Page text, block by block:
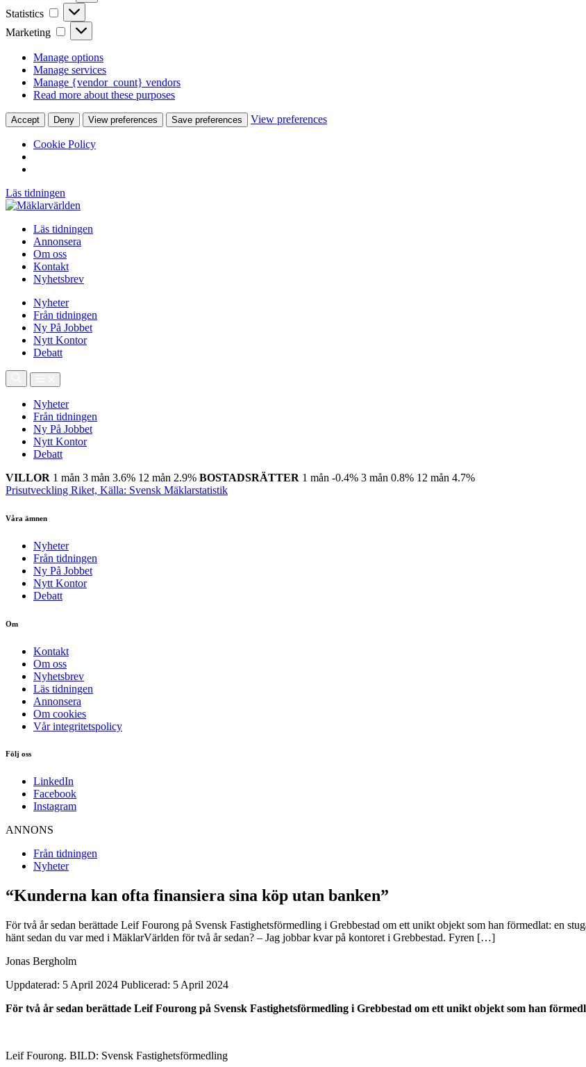
Statistics Statistics
Marketing Marketing
Manage options
Manage services
Manage {vendor_count} vendors
Read more about these purposes
Accept Deny View preferences Save preferences View preferences
Cookie Policy
Läs tidningen
Läs tidningen
Annonsera
Om oss
Kontakt
Nyhetsbrev
Nyheter
Från tidningen
Ny På Jobbet
Nytt Kontor
Debatt
Nyheter
Från tidningen
Ny På Jobbet
Nytt Kontor
Debatt
VILLOR 1 mån 3 mån 3.6% 12 mån 2.9% BOSTADSRÄTTER 1 mån -0.4% 3 mån 0.8% 12 mån 4.7%
Prisutveckling Riket, Källa: Svensk Mäklarstatistik
Våra ämnen
Nyheter
Från tidningen
Ny På Jobbet
Nytt Kontor
Debatt
Om
Kontakt
Om oss
Nyhetsbrev
Läs tidningen
Annonsera
Om cookies
Vår integritetspolicy
Följ oss
LinkedIn
Facebook
Instagram
ANNONS
Från tidningen
Nyheter
“Kunderna kan ofta finansiera sina köp utan banken”
För två år sedan berättade Leif Fourong på Svensk Fastighetsförmedling i Grebbestad om ett unikt objekt som han förmedlat: en
hänt sedan du var med i MäklarVärlden för två år sedan? – Jag jobbar kvar på kontoret i Grebbestad. Fyren […]
Jonas Bergholm
Uppdaterad: 5 April 2024 Publicerad: 5 April 2024
För två år sedan berättade Leif Fourong på Svensk Fastighetsförmedling i Grebbestad om ett unikt objekt som han
Leif Fourong. BILD: Svensk Fastighetsförmedling